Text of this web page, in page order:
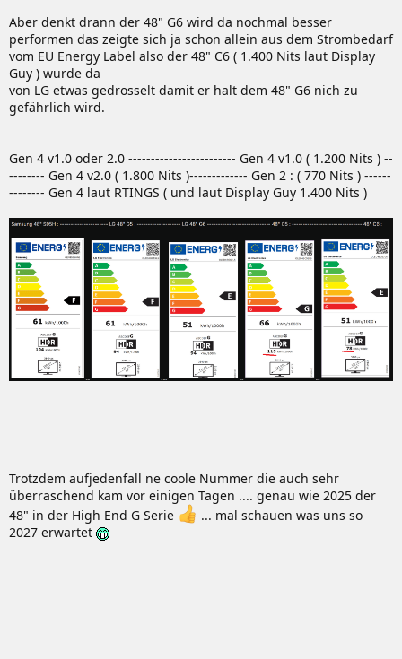
Aber denkt drann der 48" G6 wird da nochmal besser
performen das zeigte sich ja schon allein aus dem Strombedarf
vom EU Energy Label also der 48" C6 ( 1.400 Nits laut Display
Guy ) wurde da
von LG etwas gedrosselt damit er halt dem 48" G6 nich zu
gefährlich wird.
Gen 4 v1.0 oder 2.0 ------------------------ Gen 4 v1.0 ( 1.200 Nits ) --
-------- Gen 4 v2.0 ( 1.800 Nits )------------- Gen 2 : ( 770 Nits ) ------
-------- Gen 4 laut RTINGS ( und laut Display Guy 1.400 Nits )
Trotzdem aufjedenfall ne coole Nummer die auch sehr
überraschend kam vor einigen Tagen .... genau wie 2025 der
48" in der High End G Serie
... mal schauen was uns so
2027 erwartet